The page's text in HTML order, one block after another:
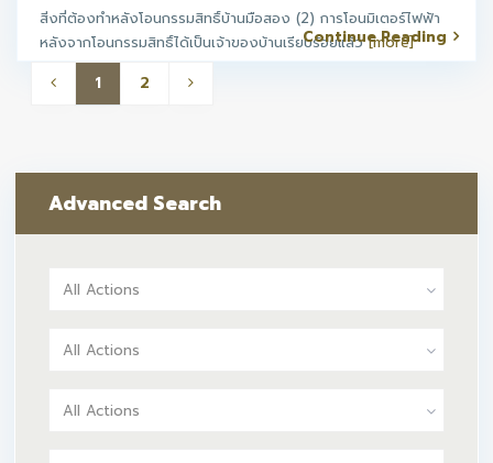
สิ่งที่ต้องทำหลังโอนกรรมสิทธิ์บ้านมือสอง (2) การโอนมิเตอร์ไฟฟ้า
หลังจากโอนกรรมสิทธิ์ได้เป็นเจ้าของบ้านเรียบร้อยแล้ว[more]
Continue Reading
1 2
Advanced Search
All Actions
All Actions
All Actions